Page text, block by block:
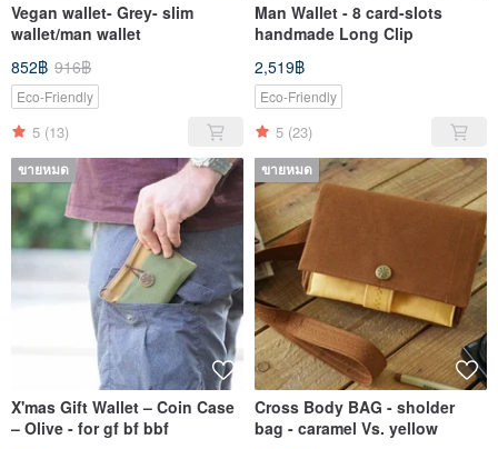
Vegan wallet- Grey- slim
wallet/man wallet
852฿ 916฿
Eco-Friendly
5 (13)
Man Wallet - 8 card-slots
handmade Long Clip
2,519฿
Eco-Friendly
5 (23)
ขายหมด
X'mas Gift Wallet – Coin Case
– Olive - for gf bf bbf
ขายหมด
Cross Body BAG - sholder
bag - caramel Vs. yellow